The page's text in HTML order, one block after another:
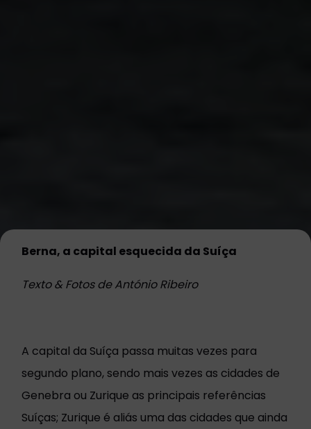
Berna, a capital esquecida da Suíça
Texto & Fotos de António Ribeiro
A capital da Suíça passa muitas vezes para
segundo plano, sendo mais vezes as cidades de
Genebra ou Zurique as principais referências
Suíças; Zurique é aliás uma das cidades que ainda